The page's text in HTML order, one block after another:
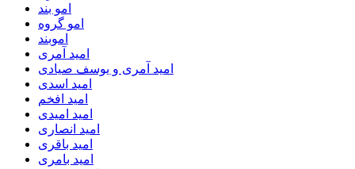
امو بند
امو گروه
اموبند
امید آمری
امید آمری و یوسف صیادی
امید اسدی
امید افخم
امید امیدی
امید انصاری
امید باقری
امید بامری